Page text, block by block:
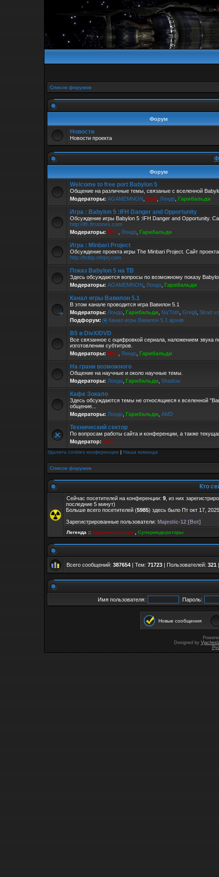
Список форумов
Форум
Новости
Новости проекта
Форум
Welcome to free port Babylon 5
Общение на различные темы, связаные с вселенной
Модераторы: AGAMEMNON Buh Лондо Гарибальди
Игра : Babylon 5 :IFH Danger and Opportunity
Обсуждение игры Babylon 5 :IFH Danger and Opportunity.
http://ifh.firstones.com
Модераторы: Buh Лондо Гарибальди
Игра : Minbari Project
Обсуждение проекта игры The Minbari Project. Сайт проекта
http://fstbp.mhprj.com
Показ Babylon 5 на ТВ
Здесь обсуждаются вопросы по возможному показу
Модераторы: AGAMEMNON Лондо Гарибальди
Канал игры Вавилон 5.1
В этом канале проводится игра Вавилон 5.1
Модераторы: Лондо Гарибальди Na'Toth Gregil Strad
Подфорум:
Канал игры Вавилон 5.1 архив
B5 в DivX/DVD
Все связанное с оцифровкой сериала, наложением звука
изготовленим субтитров.
Модераторы: Buh Лондо Гарибальди
На грани возможного
Общение на научные и около научные темы.
Модераторы: Лондо Гарибальди Shadow
Кафе Зокало
Здесь обсуждаются темы не относящиеся к вселенной
общение...
Модераторы: Лондо Гарибальди AMD
Технический сектор
По вопросам работы сайта и конференции, а также
Модератор: Buh
Удалить cookies конференции | Наша команда
Список форумов
Кто
Сейчас посетителей на конференции: 9 , из них
последние 5 минут)
Больше всего посетителей (5985) здесь было Пт окт 17,
Зарегистрированные пользователи: Majestic-12 [Bot]
Легенда :: Администраторы Супермодераторы
Всего сообщений: 387654 | Тем: 71723 | Пользователей: 321
Имя пользователя: Пароль:
Новые сообщения
Designed by